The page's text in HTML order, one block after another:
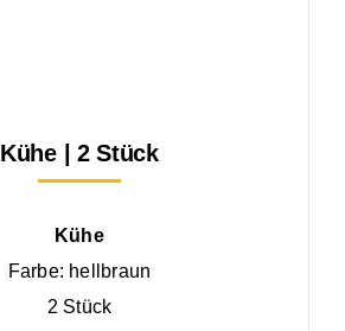
Kühe | 2 Stück
Kühe
Farbe: hellbraun
2 Stück